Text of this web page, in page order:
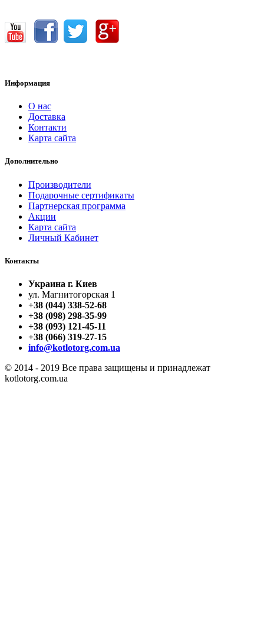
Информация
О нас
Доставка
Контакти
Карта сайта
Дополнительно
Производители
Подарочные сертификаты
Партнерская программа
Акции
Карта сайта
Личный Кабинет
Контакты
Украина г. Киев
ул. Магнитогорская 1
+38 (044) 338-52-68
+38 (098) 298-35-99
+38 (093) 121-45-11
+38 (066) 319-27-15
info@kotlotorg.com.ua
© 2014 - 2019 Все права защищены и принадлежат
kotlotorg.com.ua